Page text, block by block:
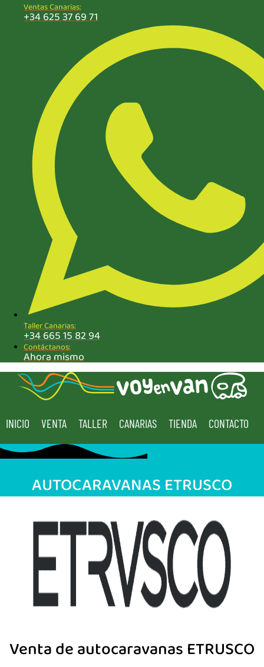
Ventas Canarias:
+34 625 37 69 71
Taller Canarias:
+34 665 15 82 94
Contáctanos:
Ahora mismo
INICIO VENTA TALLER CANARIAS TIENDA CONTACTO
AUTOCARAVANAS ETRUSCO
Venta de autocaravanas ETRUSCO